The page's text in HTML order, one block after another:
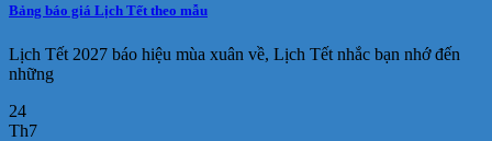
Bảng báo giá Lịch Tết theo mẫu
Lịch Tết 2027 báo hiệu mùa xuân về, Lịch Tết nhắc bạn nhớ đến
những
24
Th7